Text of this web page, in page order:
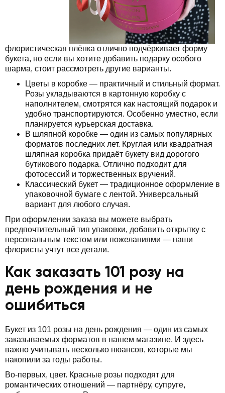
флористическая плёнка отлично подчёркивает форму
букета, но если вы хотите добавить подарку особого
шарма, стоит рассмотреть другие варианты.
Цветы в коробке — практичный и стильный формат.
Розы укладываются в картонную коробку с
наполнителем, смотрятся как настоящий подарок и
удобно транспортируются. Особенно уместно, если
планируется курьерская доставка.
В шляпной коробке — один из самых популярных
форматов последних лет. Круглая или квадратная
шляпная коробка придаёт букету вид дорогого
бутикового подарка. Отлично подходит для
фотосессий и торжественных вручений.
Классический букет — традиционное оформление в
упаковочной бумаге с лентой. Универсальный
вариант для любого случая.
При оформлении заказа вы можете выбрать
предпочтительный тип упаковки, добавить открытку с
персональным текстом или пожеланиями — наши
флористы учтут все детали.
Как заказать 101 розу на
день рождения и не
ошибиться
Букет из 101 розы на день рождения — один из самых
заказываемых форматов в нашем магазине. И здесь
важно учитывать несколько нюансов, которые мы
накопили за годы работы.
Во-первых, цвет. Красные розы подходят для
романтических отношений — партнёру, супруге,